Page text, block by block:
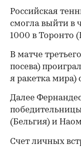
Российская
смогла выйти в
1000 в Торонто
В матче
посева)
я ракетка мира)
Далее
(Бельгия) и
Счет личных